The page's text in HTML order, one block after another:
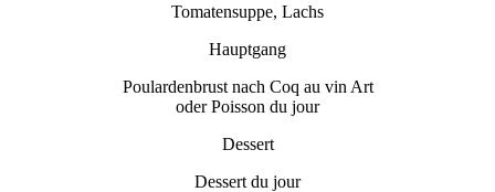
Tomatensuppe, Lachs
Hauptgang
Poulardenbrust nach Coq au vin Art
oder Poisson du jour
Dessert
Dessert du jour